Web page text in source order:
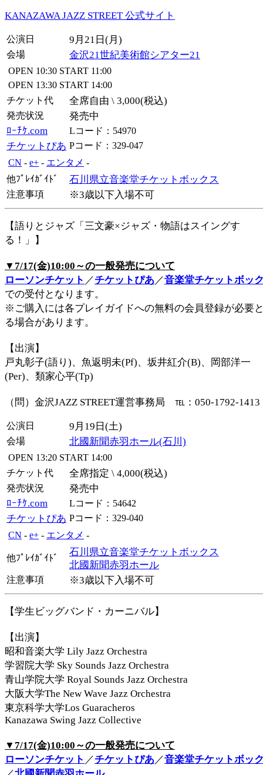
KANAZAWA JAZZ STREET 公式サイト
公演日 9月21日(月)
会場 金沢21世紀美術館シアター21
OPEN 10:30 START 11:00
OPEN 13:30 START 14:00
チケット代
全席自由 \ 3,000(税込)
発売状況
発売中
ﾛｰﾁｹ.com
Lコード：54970
チケットぴあ Pコード：329-047
CN - e+ - エンタメ -
他ﾌﾟﾚｲｶﾞｲﾄﾞ
石川県立音楽堂チケットボックス
注意事項 ※3歳以下入場不可
【語りとジャズ「三文豪×ジャズ・物語はスイングす
る！」】
▼7/17(金)10:00～の一般発売について
ローソンチケット ／チケットぴあ／音楽堂チケットボッ
での受付となります。
※ご購入には各プレイガイドへの無料の会員登録が必要
る場合があります。
【出演】
戸丸彰子(語り)、魚返明未(Pf)、坂井紅介(B)、岡部洋一
(Per)、類家心平(Tp)
（問）金沢JAZZ STREET運営事務局 ℡：050-1792-1413
公演日 9月19日(土)
会場 北國新聞赤羽ホール(石川)
OPEN 13:20 START 14:00
チケット代
全席指定 \ 4,000(税込)
発売状況
発売中
ﾛｰﾁｹ.com
Lコード：54642
チケットぴあ Pコード：329-040
CN - e+ - エンタメ -
他ﾌﾟﾚｲｶﾞｲﾄﾞ
石川県立音楽堂チケットボックス
北國新聞赤羽ホール
注意事項 ※3歳以下入場不可
【学生ビッグバンド・カーニバル】
【出演】
昭和音楽大学 Lily Jazz Orchestra
学習院大学 Sky Sounds Jazz Orchestra
青山学院大学 Royal Sounds Jazz Orchestra
大阪大学The New Wave Jazz Orchestra
東京科学大学Los Guaracheros
Kanazawa Swing Jazz Collective
▼7/17(金)10:00～の一般発売について
ローソンチケット ／チケットぴあ／音楽堂チケットボッ